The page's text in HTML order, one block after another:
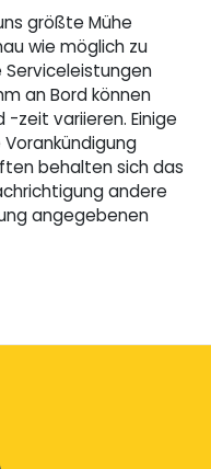
größte Mühe
wie möglich zu
an Bord können
zeit variieren. Einige
behalten sich das
andere
angegebenen